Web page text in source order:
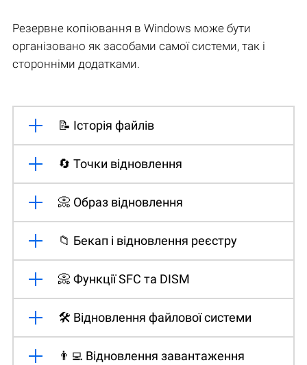
Резервне копіювання в Windows може бути
організовано як засобами самої системи, так і
сторонніми додатками.
📝 Історія файлів
🔄 Точки відновлення
📀 Образ відновлення
📁 Бекап і відновлення реєстру
📀 Функції SFC та DISM
🛠️ Відновлення файлової системи
👨‍💻 Відновлення завантаження